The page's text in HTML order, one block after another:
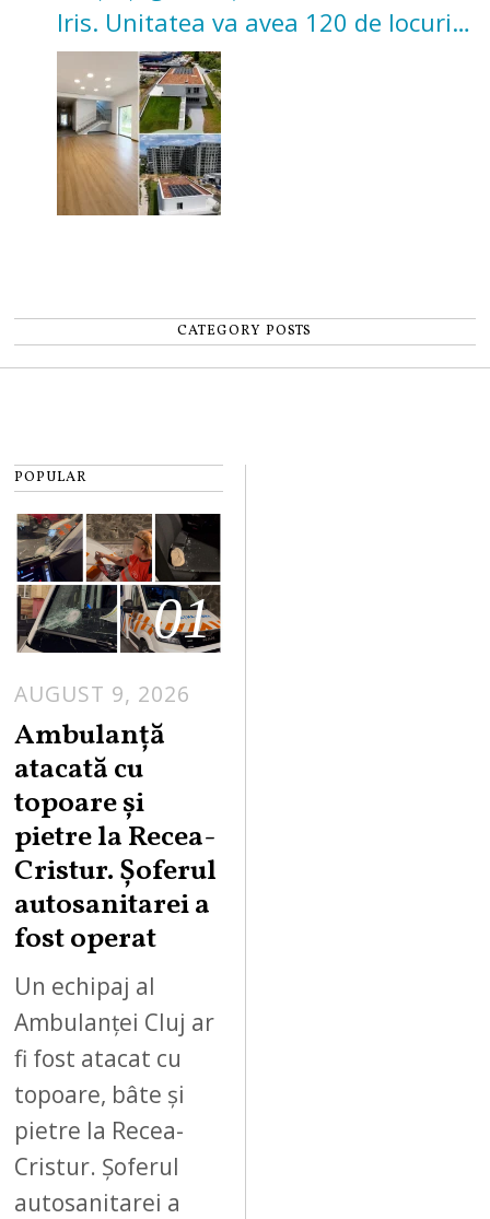
Iris. Unitatea va avea 120 de locuri
pentru copii
CATEGORY POSTS
POPULAR
01
AUGUST 9, 2026
Ambulanță
atacată cu
topoare și
pietre la Recea-
Cristur. Șoferul
autosanitarei a
fost operat
Un echipaj al
Ambulanței Cluj ar
fi fost atacat cu
topoare, bâte și
pietre la Recea-
Cristur. Șoferul
autosanitarei a